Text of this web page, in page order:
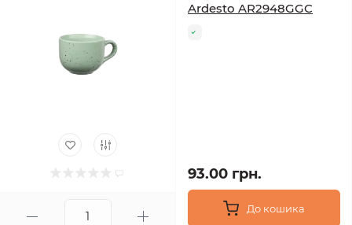
Ardesto AR2948GGC
93.00 грн.
До кошика